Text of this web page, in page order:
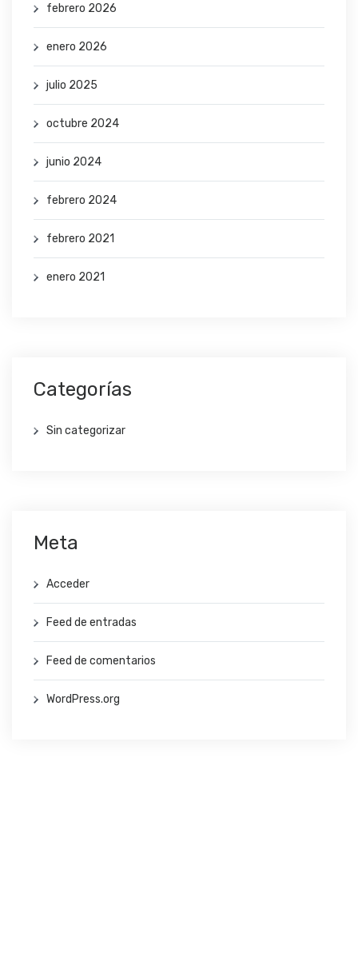
febrero 2026
enero 2026
julio 2025
octubre 2024
junio 2024
febrero 2024
febrero 2021
enero 2021
Categorías
Sin categorizar
Meta
Acceder
Feed de entradas
Feed de comentarios
WordPress.org